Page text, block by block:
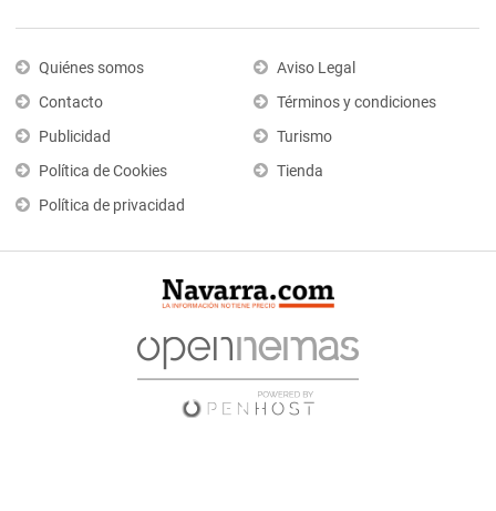
Quiénes somos
Contacto
Publicidad
Política de Cookies
Política de privacidad
Aviso Legal
Términos y condiciones
Turismo
Tienda